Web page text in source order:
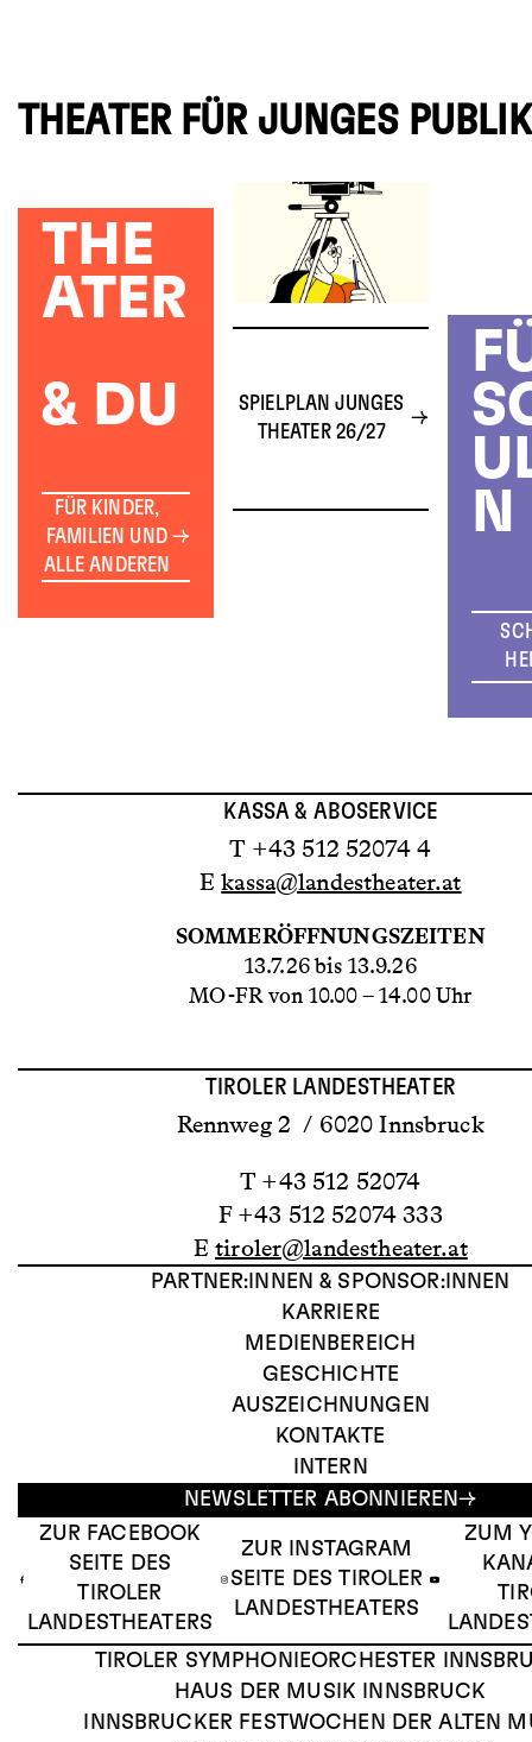
THEATER FÜR JUNGES
THE
ATER
& DU
FÜR KINDER,
FAMILIEN UND
ALLE ANDEREN
SPIELPLAN JUNGES
THEATER 26/27
N
KASSA & ABOSERVICE
T +43 512 52074 4
Ekassa@landestheater.at
SOMMERÖFFNUNGSZEITEN
13.7.26 bis 13.9.26
MO-FR von 10.00 – 14.00 Uhr
TIROLER LANDESTHEATER
Rennweg 2 / 6020 Innsbruck
T +43 512 52074
F +43 512 52074 333
Etiroler@landestheater.at
PARTNER:INNEN & SPONSOR:INNEN
KARRIERE
MEDIENBEREICH
GESCHICHTE
AUSZEICHNUNGEN
KONTAKTE
INTERN
NEWSLETTER ABONNIEREN
ZUR FACEBOOK
SEITE DES
TIROLER
LANDESTHEATERS
ZUR INSTAGRAM
SEITE DES TIROLER
LANDESTHEATERS
ZUM
TIROLER SYMPHONIEORCHESTER
HAUS DER MUSIK INNSBRUCK
INNSBRUCKER FESTWOCHEN DER ALTEN